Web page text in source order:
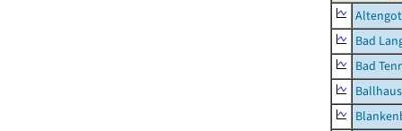
Bad
Bad